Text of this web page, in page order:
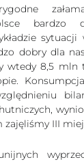
bardzo
dobry dla
wtedy 8,5 mln
III